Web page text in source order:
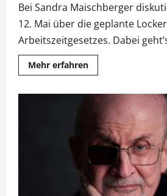
Bei Sandra Maischberger
12. Mai über die geplante
Arbeitszeitgesetzes. Dabei
Mehr erfahrenMehr
Informationen
73-
Stunden-
Woche?